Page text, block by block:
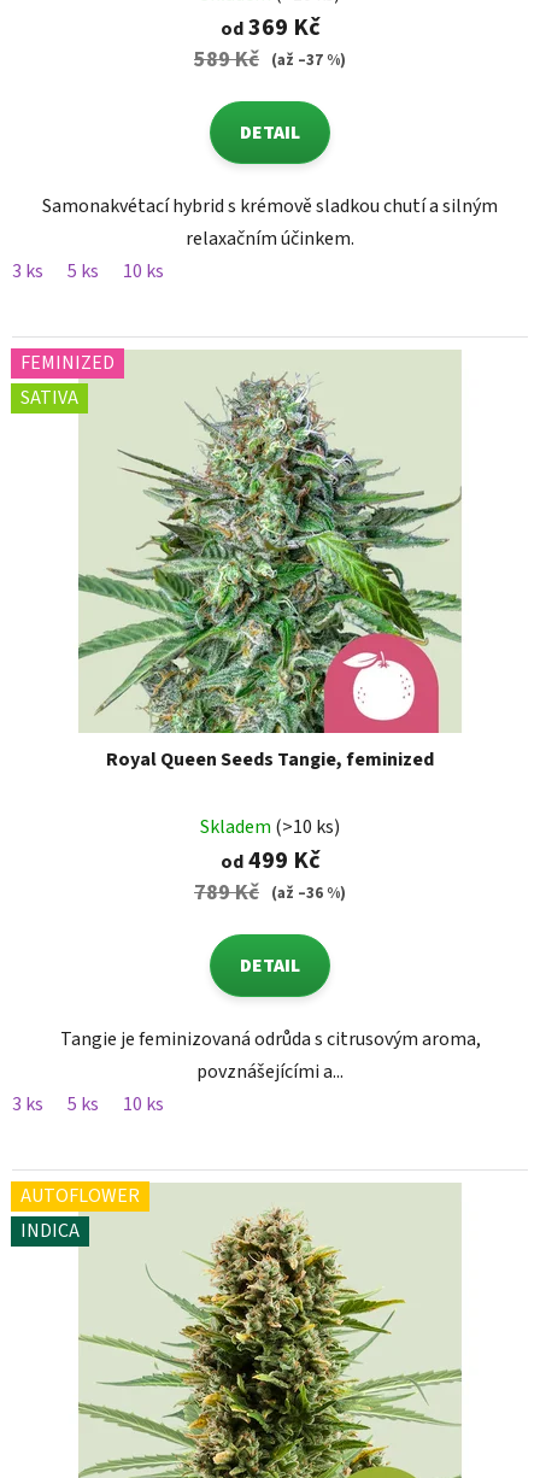
od369 Kč
589 Kč (až –37 %)
DETAIL
Samonakvétací hybrid s krémově sladkou chutí a silným
relaxačním účinkem.
3 ks
5 ks 10 ks
FEMINIZED
SATIVA
Royal Queen Seeds Tangie, feminized
Skladem (>10 ks)
od499 Kč
789 Kč (až –36 %)
DETAIL
Tangie je feminizovaná odrůda s citrusovým aroma,
povznášejícími a...
3 ks
5 ks 10 ks
AUTOFLOWER
INDICA